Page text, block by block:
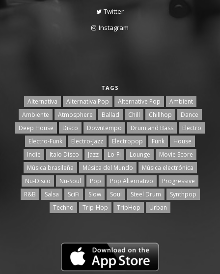
Twitter
Instagram
TAGS
Alternativa Alternativa Pop Alternative Pop
Ambient
Ambiente
Atmosphere Ballad Chill Chillhop
Dance
Deep House
Disco Downtempo Drum and Bass
Electro
Electro-Funk
Electro-Jazz Electropop Funk
House
Indie
Italo Disco Jazz Lo-Fi Lounge
Movie Score
Música brasileña
Música del Mundo
Música electrónica
Nu-Disco
Nu-Soul Pop Pop Alternativo
Progressive
R&B
Salsa SciFi Slow Soul Steel Drum
Synthpop
Techno
Trip-Hop TripHop Urban